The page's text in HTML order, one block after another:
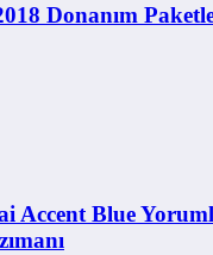
Donanım
Accent Blue